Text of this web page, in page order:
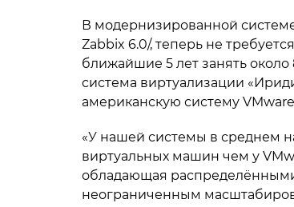
В модернизированной
Zabbix 6.0/, теперь не
ближайшие 5 лет занять
система виртуализации
американскую систему
«У нашей системы в среднем
виртуальных машин чем у
обладающая
неограниченным